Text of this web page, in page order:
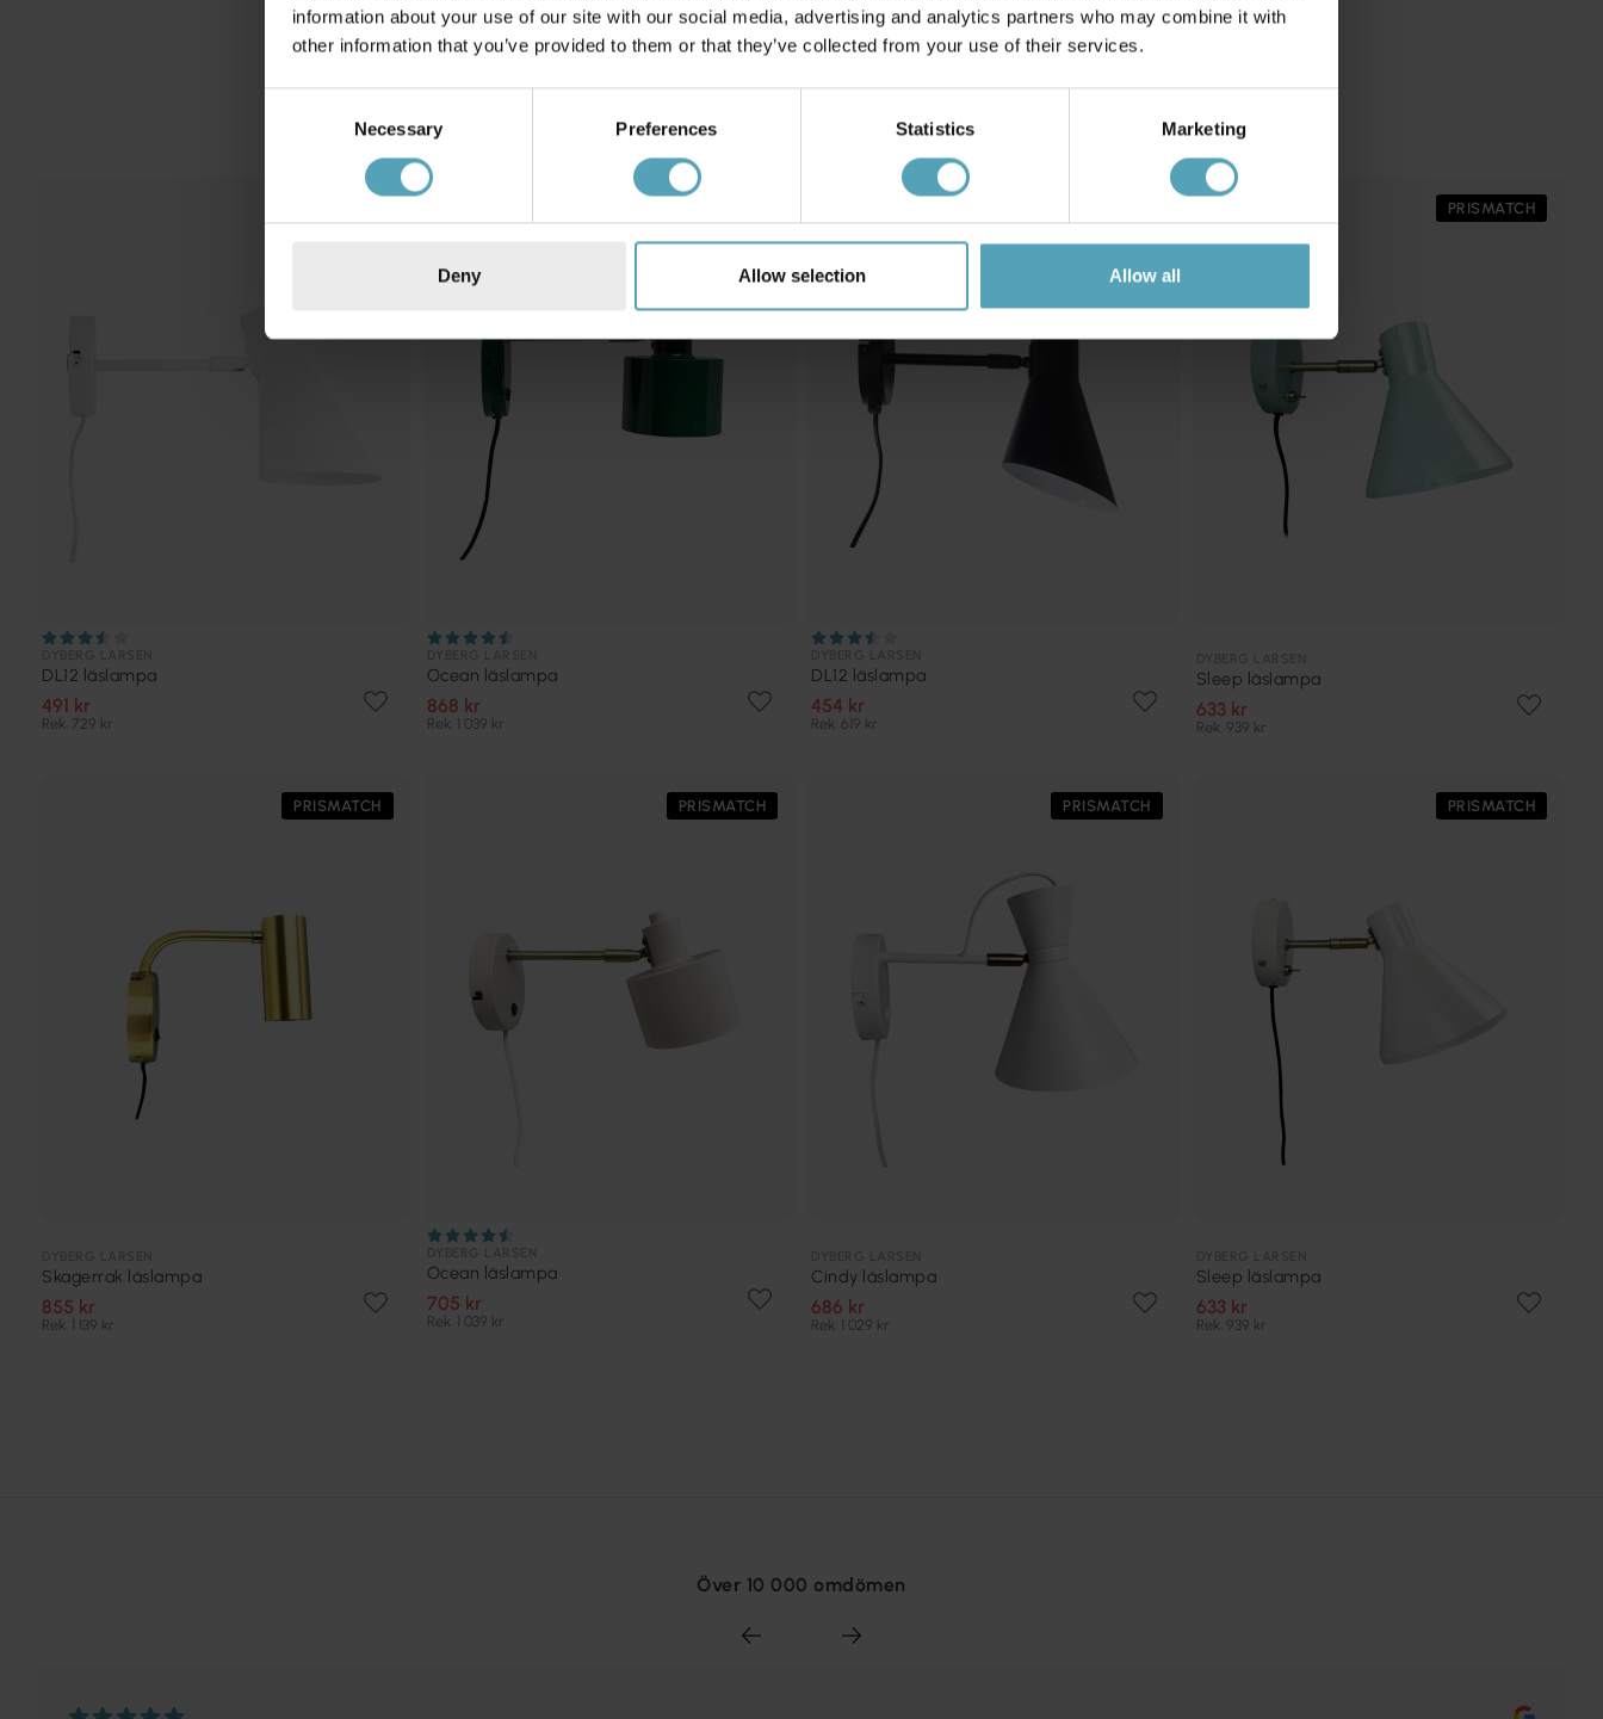
information about your use of our site with our social media, advertising and analytics partners who may combine it with
other information that you’ve provided to them or that they’ve collected from your use of their services.
Necessary Preferences Statistics Marketing
Deny Allow selection Allow all
Andra köpte även
DL12 läslampa
491 kr
Rek. 729 kr
Ocean läslampa
868 kr
Rek. 1 039 kr
DL12 läslampa
454 kr
Rek. 619 kr
PRISMATCH
Sleep läslampa
633 kr
Rek. 939 kr
PRISMATCH
Skagerrak läslampa
855 kr
Rek. 1 139 kr
PRISMATCH
Ocean läslampa
705 kr
Rek. 1 039 kr
PRISMATCH
Cindy läslampa
686 kr
Rek. 1 029 kr
PRISMATCH
Sleep läslampa
633 kr
Rek. 939 kr
Över 10 000 omdömen